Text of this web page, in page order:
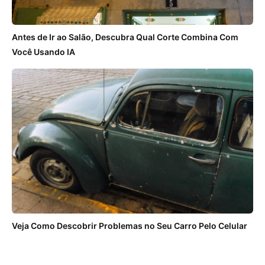
Antes de Ir ao Salão, Descubra Qual Corte Combina Com
Você Usando IA
Veja Como Descobrir Problemas no Seu Carro Pelo Celular